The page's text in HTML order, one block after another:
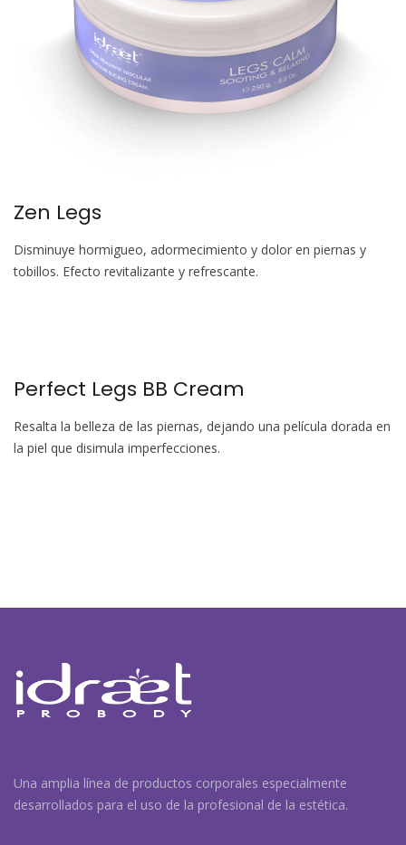
Zen Legs
Disminuye hormigueo, adormecimiento y dolor en piernas y
tobillos. Efecto revitalizante y refrescante.
Perfect Legs BB Cream
Resalta la belleza de las piernas, dejando una película dorada en
la piel que disimula imperfecciones.
Una amplia línea de productos corporales especialmente
desarrollados para el uso de la profesional de la estética.